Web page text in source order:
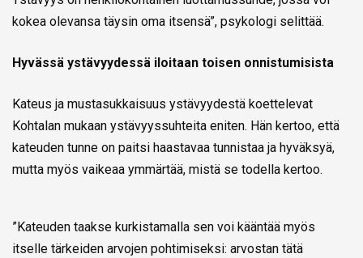
kokea olevansa täysin oma itsensä”, psykologi selittää.
Hyvässä ystävyydessä iloitaan toisen onnistumisista
Kateus ja mustasukkaisuus ystävyydestä koettelevat
Kohtalan mukaan ystävyyssuhteita eniten. Hän kertoo, että
kateuden tunne on paitsi haastavaa tunnistaa ja hyväksyä,
mutta myös vaikeaa ymmärtää, mistä se todella kertoo.
”Kateuden taakse kurkistamalla sen voi kääntää myös
itselle tärkeiden arvojen pohtimiseksi: arvostan tätä